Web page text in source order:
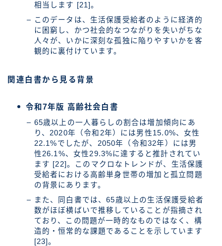
相当します [21]。
このデータは、生活保護受給者のように経済的
に困窮し、かつ社会的なつながりを失いがちな
人々が、いかに深刻な孤独に陥りやすいかを客
観的に裏付けています。
関連白書から見る背景
令和7年版 高齢社会白書
65歳以上の一人暮らしの割合は増加傾向にあ
り、2020年（令和2年）には男性15.0%、女性
22.1%でしたが、2050年（令和32年）には男
性26.1%、女性29.3%に達すると推計されてい
ます [22]。このマクロなトレンドが、生活保護
受給者における高齢単身世帯の増加と孤立問題
の背景にあります。
また、同白書では、65歳以上の生活保護受給者
数がほぼ横ばいで推移していることが指摘され
ており、この問題が一時的なものではなく、構
造的・恒常的な課題であることを示しています
[23]。